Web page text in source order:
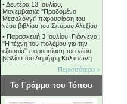
•Δευτέρα 13 Ιουλίου,
Μονεμβασιά: "Προδομένο
Μεσολόγγι" παρουσίαση του
νέου βιβλίου του Σπύρου Αλεξίου
• Παρασκευή 3 Ιουλίου, Γιάννενα:
"Η τέχνη του πολέμου για την
εξουσία" παρουσίαση του νέου
βιβλίου του Δημήτρη Καλτσώνη
Περισσότερα »
Το Γράμμα του Τόπου